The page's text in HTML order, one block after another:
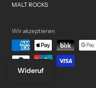
MALT ROCKS
Wir akzeptieren
Wideruf